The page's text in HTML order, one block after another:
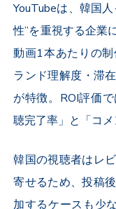
YouTubeは、韓国
性”を重視する企業
動画1本あたりの
ランド理解度・滞
が特徴。ROI評価
聴完了率」と「コメ
韓国の視聴者はレ
寄せるため、投稿
加するケースも少